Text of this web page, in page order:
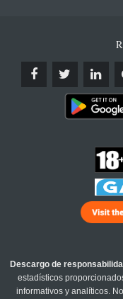
Descargo de
estadísticos
informativos y analíticos.